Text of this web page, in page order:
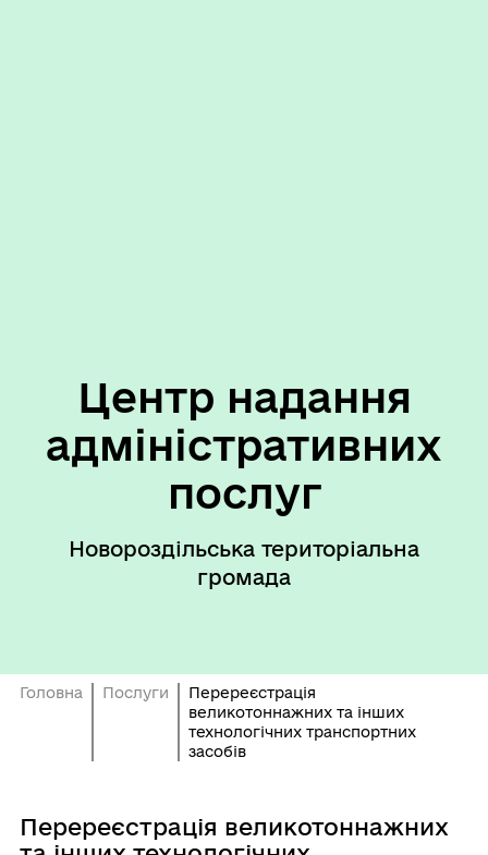
Центр надання
адміністративних
послуг
Новороздільська територіальна
громада
Головна Послуги
Перереєстрація
великотоннажних та інших
технологічних транспортних
засобів
Перереєстрація великотоннажних